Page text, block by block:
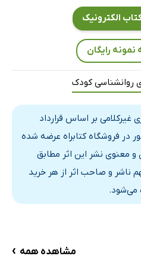
و تحصیلی مدل سه بخشی
غیرکلامی
و تحصیلی
الکترونیک
رایگان
روانشناسی کودک
غیرکلامی بر اساس قرارداد
در فروشگاه کتابراه عرضه شده
معنوی نشر این اثر مطابق
ناشر و صاحب اثر از هر خرید
می‌شود.
مشاهده همه ›